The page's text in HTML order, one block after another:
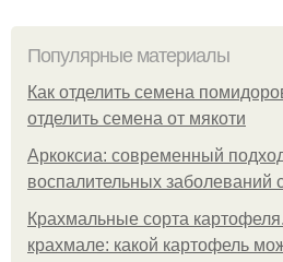
Популярные материалы
Как отделить семена
отделить семена от мякоти
Аркоксиа: современный
воспалительных заболеваний
Крахмальные сорта
крахмале: какой картофель